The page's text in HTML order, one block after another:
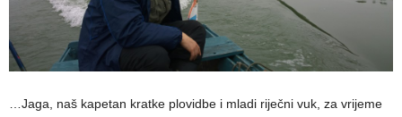
…Jaga, naš kapetan kratke plovidbe i mladi riječni vuk, za vrijeme